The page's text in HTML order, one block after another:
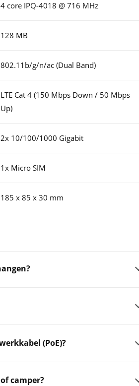
4 core IPQ-4018 @ 716 MHz
128 MB
802.11b/g/n/ac (Dual Band)
LTE Cat 4 (150 Mbps Down / 50 Mbps
Up)
2x 10/100/1000 Gigabit
1x Micro SIM
185 x 85 x 30 mm
(PoE)?
camper?